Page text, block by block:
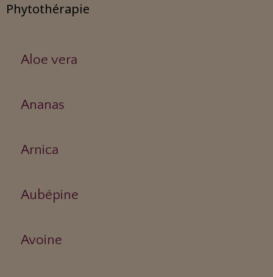
Phytothérapie
Aloe vera
Ananas
Arnica
Aubépine
Avoine